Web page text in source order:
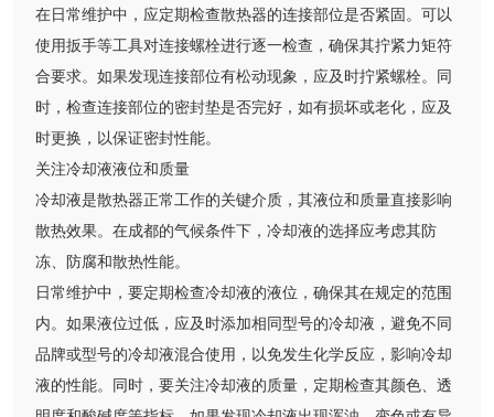
在日常维护中，应定期检查散热器的连接部位是否紧固。可以
使用扳手等工具对连接螺栓进行逐一检查，确保其拧紧力矩符
合要求。如果发现连接部位有松动现象，应及时拧紧螺栓。同
时，检查连接部位的密封垫是否完好，如有损坏或老化，应及
时更换，以保证密封性能。
关注冷却液液位和质量
冷却液是散热器正常工作的关键介质，其液位和质量直接影响
散热效果。在成都的气候条件下，冷却液的选择应考虑其防
冻、防腐和散热性能。
日常维护中，要定期检查冷却液的液位，确保其在规定的范围
内。如果液位过低，应及时添加相同型号的冷却液，避免不同
品牌或型号的冷却液混合使用，以免发生化学反应，影响冷却
液的性能。同时，要关注冷却液的质量，定期检查其颜色、透